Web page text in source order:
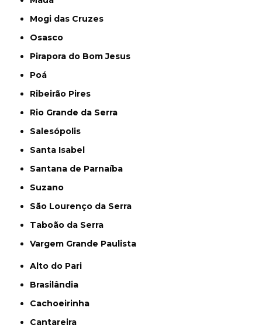
Mogi das Cruzes
Osasco
Pirapora do Bom Jesus
Poá
Ribeirão Pires
Rio Grande da Serra
Salesópolis
Santa Isabel
Santana de Parnaíba
Suzano
São Lourenço da Serra
Taboão da Serra
Vargem Grande Paulista
Alto do Pari
Brasilândia
Cachoeirinha
Cantareira